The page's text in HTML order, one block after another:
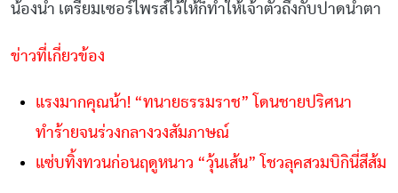
น้องน้ำ เตรียมเซอร์ไพรส์ไว้ให้ก็ทำให้เจ้าตัวถึงกับปาดน้ำตา
ข่าวที่เกี่ยวข้อง
แรงมากคุณน้า! “ทนายธรรมราช” โดนชายปริศนา
ทำร้ายจนร่วงกลางวงสัมภาษณ์
แซ่บทิ้งทวนก่อนฤดูหนาว “วุ้นเส้น” โชวลุคสวมบิกินี่สีส้ม